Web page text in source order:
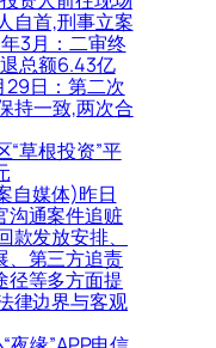
自首,刑事立案
3月：二审终
总额6.43亿
29日：第二次
持一致,两次合
“草根投资”平
自媒体)昨日
沟通案件追赃
发放安排、
、第三方追责
径等多方面提
律边界与客观